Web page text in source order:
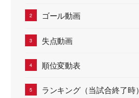
ゴール動画
失点動画
順位変動表
ランキング（当試合終了時）